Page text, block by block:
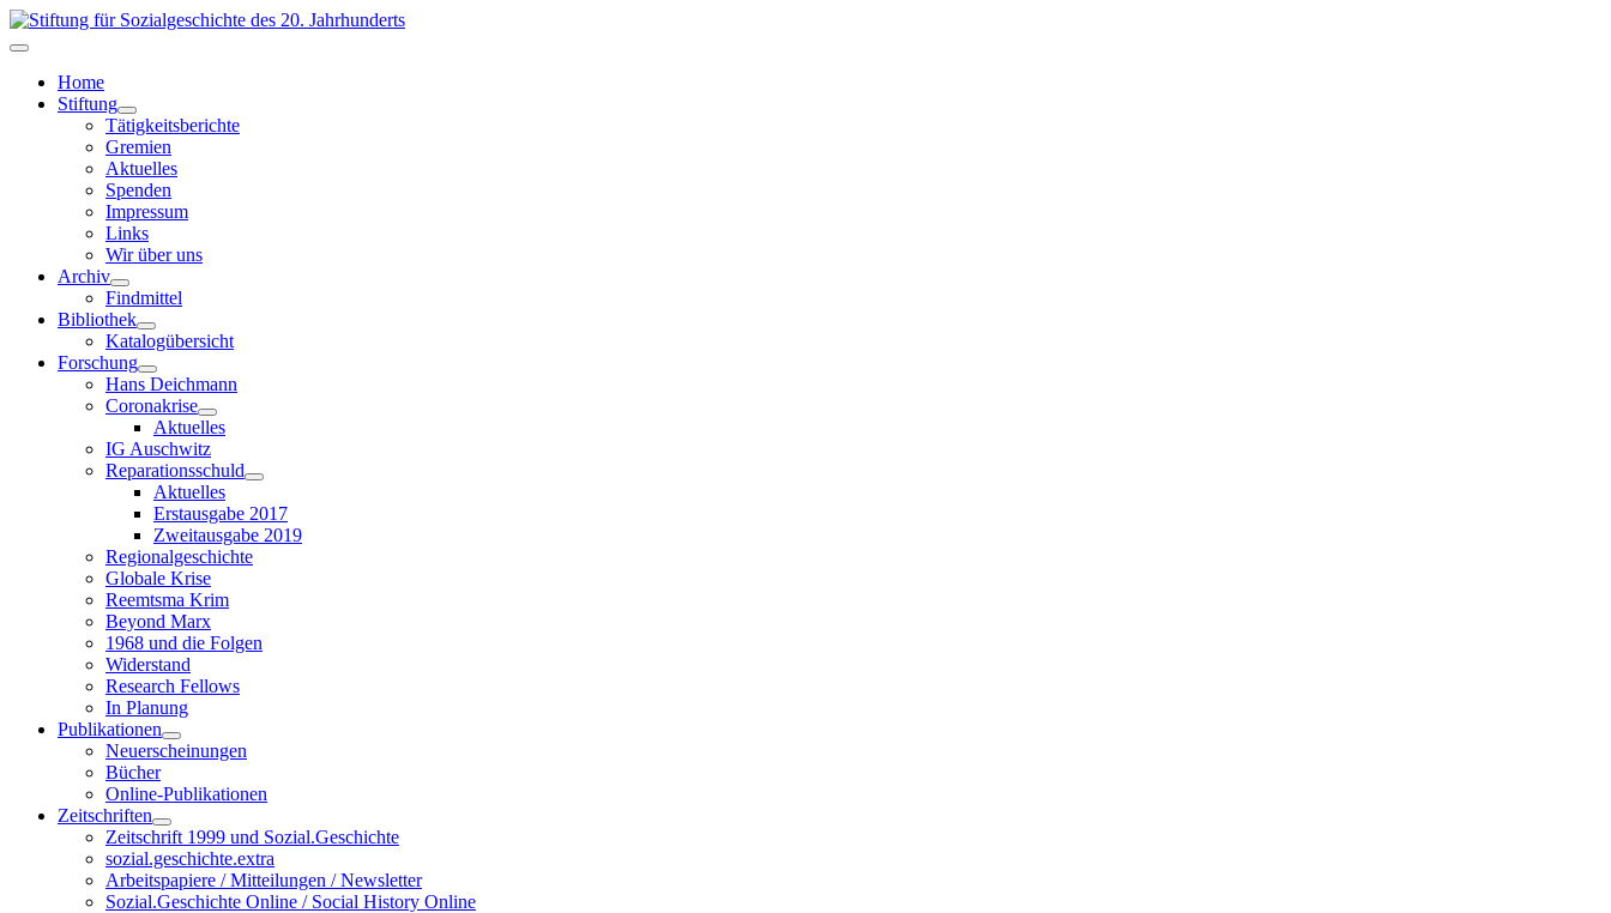
Home
Stiftung
Tätigkeitsberichte
Gremien
Aktuelles
Spenden
Impressum
Links
Wir über uns
Archiv
Findmittel
Bibliothek
Katalogübersicht
Forschung
Hans Deichmann
Coronakrise
Aktuelles
IG Auschwitz
Reparationsschuld
Aktuelles
Erstausgabe 2017
Zweitausgabe 2019
Regionalgeschichte
Globale Krise
Reemtsma Krim
Beyond Marx
1968 und die Folgen
Widerstand
Research Fellows
In Planung
Publikationen
Neuerscheinungen
Bücher
Online-Publikationen
Zeitschriften
Zeitschrift 1999 und Sozial.Geschichte
sozial.geschichte.extra
Arbeitspapiere / Mitteilungen / Newsletter
Sozial.Geschichte Online / Social History Online